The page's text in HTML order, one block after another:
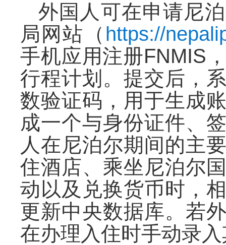
外国人可在申请尼
局网站 （ https://
手机应用注册FNMIS
行程计划。提交后 ，
数验证码 ， 用于生成
成一个与身份证件、
人在尼泊尔期间的主
住酒店、乘坐尼泊尔
动以及兑换货币时，
更新中央数据库。若
在办理入住时手动录